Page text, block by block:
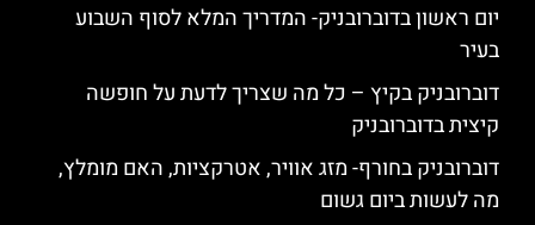
יום ראשון בדוברובניק- המדריך המלא לסוף השבוע
בעיר
דוברובניק בקיץ – כל מה שצריך לדעת על חופשה
קיצית בדוברובניק
דוברובניק בחורף- מזג אוויר, אטרקציות, האם מומלץ,
מה לעשות ביום גשום